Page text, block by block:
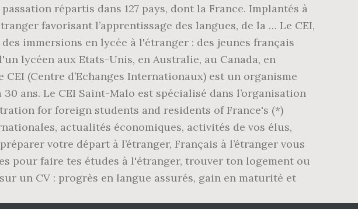
répartis dans 127 pays, dont la France. Implantés à
favorisant l’apprentissage des langues, de la … Le CEI,
immersions en lycée à l'étranger : des jeunes français
lycéen aux Etats-Unis, en Australie, au Canada, en
(Centre d’Echanges Internationaux) est un organisme
ans. Le CEI Saint-Malo est spécialisé dans l’organisation
for foreign students and residents of France's (*)
actualités économiques, activités de vos élus,
votre départ à l’étranger, Français à l’étranger vous
pour faire tes études à l'étranger, trouver ton logement ou
un CV : progrès en langue assurés, gain en maturité et